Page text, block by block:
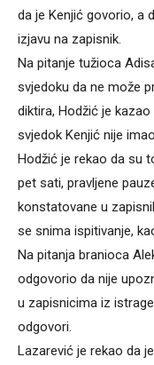
da je Kenjić govorio, a
izjavu na zapisnik.
Na pitanje tužioca
svjedoku da ne može
diktira, Hodžić je
svjedok Kenjić nije
Hodžić je rekao da su
pet sati, pravljene
konstatovane u
se snima ispitivanje,
Na pitanja branioca
odgovorio da nije
u zapisnicima iz
odgovori.
Lazarević je rekao da